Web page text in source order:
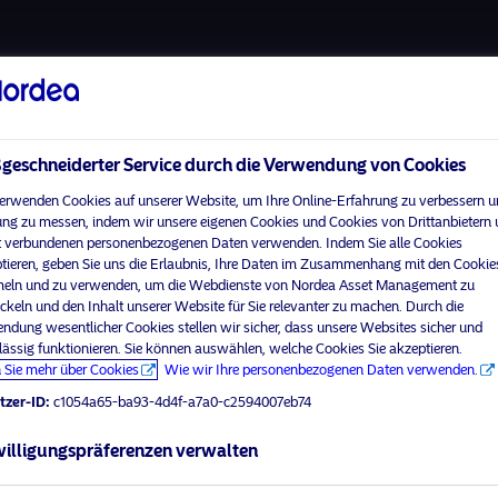
visit
Anlegerprofil aus
Über uns
Home
Über uns
Fonds
Verantwortungsbewusste
Investments
News
Nutzungsbedingungen
Datenschutzerklärung
Cookie-Richtlinien
Zugänglichkeit
Sitemap
Service durch die Verwendung von Cookies
Cookies auf unserer Website, um Ihre Online-Erfahrung zu verbessern
zu messen, indem wir unsere eigenen Cookies und Cookies von Drittanbietern
personenbezogenen Daten verwenden. Indem Sie alle Cookies
geben Sie uns die Erlaubnis, Ihre Daten im Zusammenhang mit den
und zu verwenden, um die Webdienste von Nordea Asset Management zu
und den Inhalt unserer Website für Sie relevanter zu machen. Durch die
wesentlicher Cookies stellen wir sicher, dass unsere Websites sicher und
funktionieren. Sie können auswählen, welche Cookies Sie akzeptieren.
Sie mehr über Cookies
Wie wir Ihre personenbezogenen Daten verwenden.
ID: c1054a65-ba93-4d4f-a7a0-c2594007eb74
verwalten